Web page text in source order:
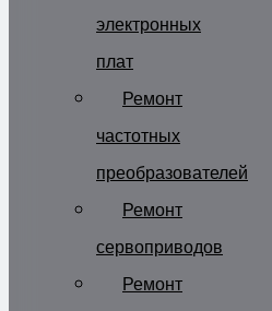
электронных
плат
Ремонт
частотных
преобразователей
Ремонт
сервоприводов
Ремонт